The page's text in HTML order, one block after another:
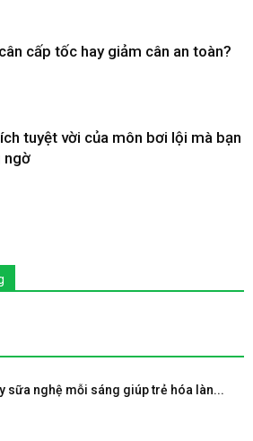
cấp tốc hay giảm cân an toàn?
tuyệt vời của môn bơi lội mà bạn
ngờ
sữa nghệ mỗi sáng giúp trẻ hóa làn...